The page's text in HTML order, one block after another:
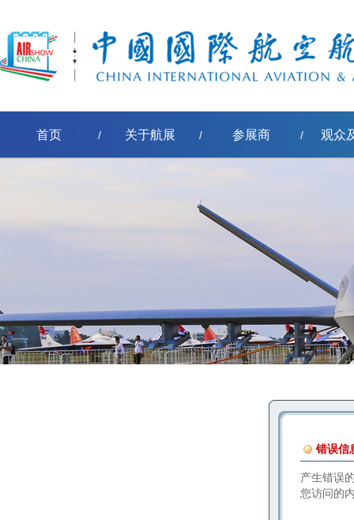
首页 / 关于航展 / 参展商 / 观众
[err:数据源标签'pe-取得节点名称'模板转换
错误信
产生错误
您访问的